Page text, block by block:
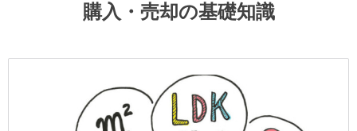
購入・売却の基礎知識